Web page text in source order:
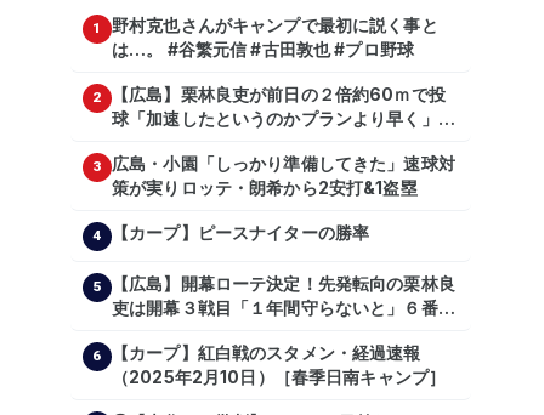
1
野村克也さんがキャンプで最初に説く事と
は…。 #谷繁元信 #古田敦也 #プロ野球
2
【広島】栗林良吏が前日の２倍約60ｍで投
球「加速したというのかプランより早く」自
3
広島・小園「しっかり準備してきた」速球対
策が実りロッテ・朗希から2安打&1盗塁
4 【カープ】ピースナイターの勝率
5
【広島】開幕ローテ決定！先発転向の栗林良
吏は開幕３戦目「１年間守らないと」６番手
6
【カープ】紅白戦のスタメン・経過速報
（2025年2月10日）［春季日南キャンプ］